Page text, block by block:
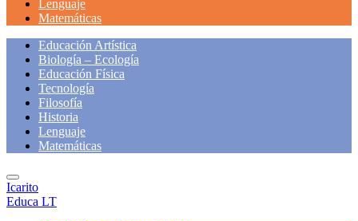
Lenguaje
Matemáticas
Educación Artística
Biología – Ecología
Educación Física
Tecnología
Filosofía
Historia
Lenguaje
Matemáticas
Icarito
Educa LT